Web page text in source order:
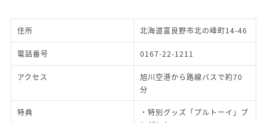
住所 北海道富良野市北の峰町14-46
電話番号 0167-22-1211
アクセス
旭川空港から路線バスで約70
分
特典
・特別グッズ「プルトーイ」プ